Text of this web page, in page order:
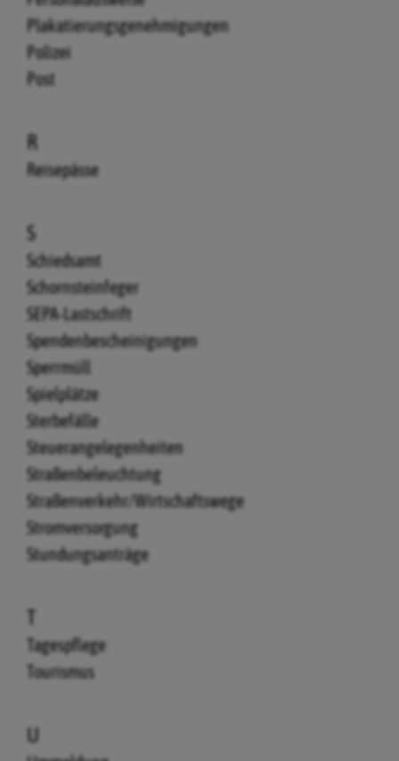
Plakatierungsgenehmigungen
Polizei
Post
R
Reisepässe
S
Schiedsamt
Schornsteinfeger
SEPA-Lastschrift
Spendenbescheinigungen
Sperrmüll
Spielplätze
Sterbefälle
Steuerangelegenheiten
Straßenbeleuchtung
Straßenverkehr/Wirtschaftswege
Stromversorgung
Stundungsanträge
T
Tagespflege
Tourismus
U